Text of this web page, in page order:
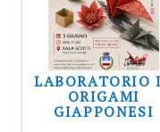
LABORATORIO
ORIGAMI
GIAPPONESI